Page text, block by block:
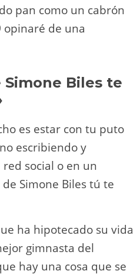
pan como un cabrón
opinaré de una
Simone Biles te
es estar con tu puto
escribiendo y
social o en un
Simone Biles tú te
ha hipotecado su vida
gimnasta del
hay una cosa que se